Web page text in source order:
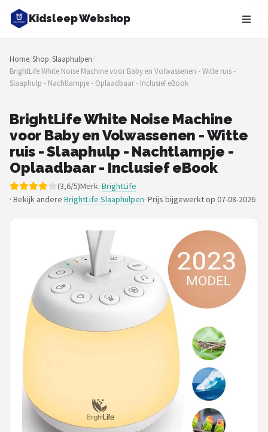
Kidsleep Webshop
Zoeken
NAVIGATIE
Shop
Merken
Blog
Slaaptrainers
Nachtlampjes
Babyprojectors
Shop
POPULAIRE MERKEN
Alecto
Paladone
Aigostar
Home/Shop/Slaaphulpen/
BrightLife White Noise Machine voor Baby en Volwassenen - Witte ruis -
Slaaphulp - Nachtlampje - Oplaadbaar - Inclusief eBook
BrightLife White Noise Machine
voor Baby en Volwassenen - Witte
ruis - Slaaphulp - Nachtlampje -
Oplaadbaar - Inclusief eBook
(3,6/5)Merk: BrightLife
· Bekijk andere BrightLife Slaaphulpen· Prijs bijgewerkt op 07-08-2026